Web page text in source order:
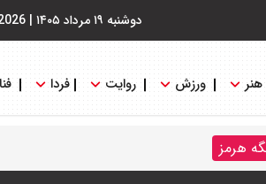
دوشنبه ۱۹ مرداد ۱۴۰۵ |
ورزش روایت فردا
هرمز